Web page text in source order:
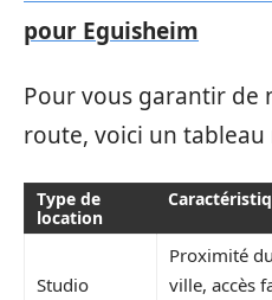
pour Eguisheim
Pour vous garantir de
route, voici un
Type de
location
Studio
Proximité
ville, accès